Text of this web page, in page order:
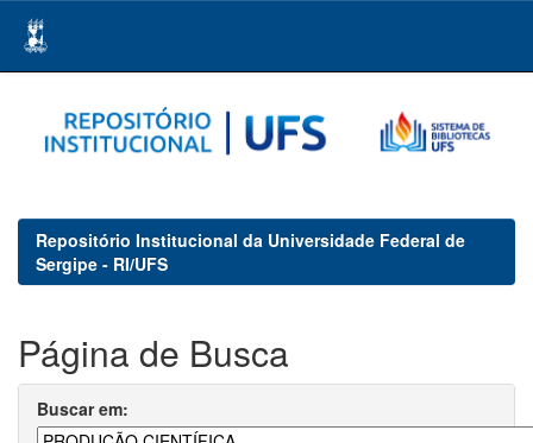
navigation
Repositório Institucional da Universidade Federal de
Sergipe - RI/UFS
Página de Busca
Buscar em: